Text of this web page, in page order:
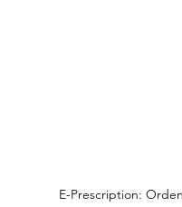
E-Prescription: